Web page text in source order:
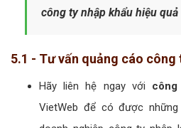
Nếu kinh doanh lớn, nhu
công ty nhập khẩu
với
năng quảng cáo Google.
Tuy nhiên, với bất kỳ gói